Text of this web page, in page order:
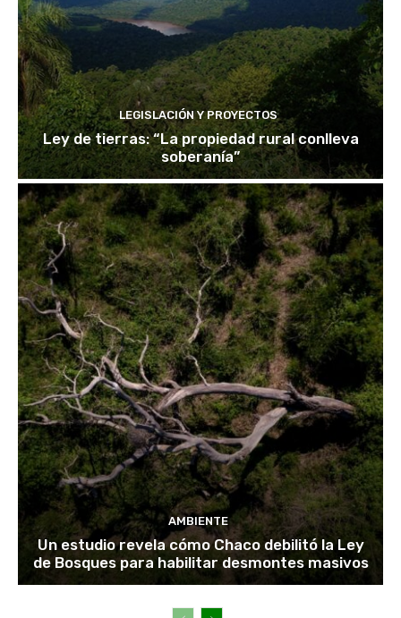
LEGISLACIÓN Y PROYECTOS
Ley de tierras: “La propiedad rural conlleva
soberanía”
AMBIENTE
Un estudio revela cómo Chaco debilitó la Ley
de Bosques para habilitar desmontes masivos